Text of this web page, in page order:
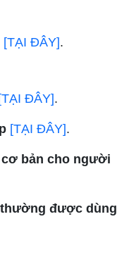
[TẠI ĐÂY].
[TẠI ĐÂY].
[TẠI ĐÂY].
cơ bản cho người
thường được dùng